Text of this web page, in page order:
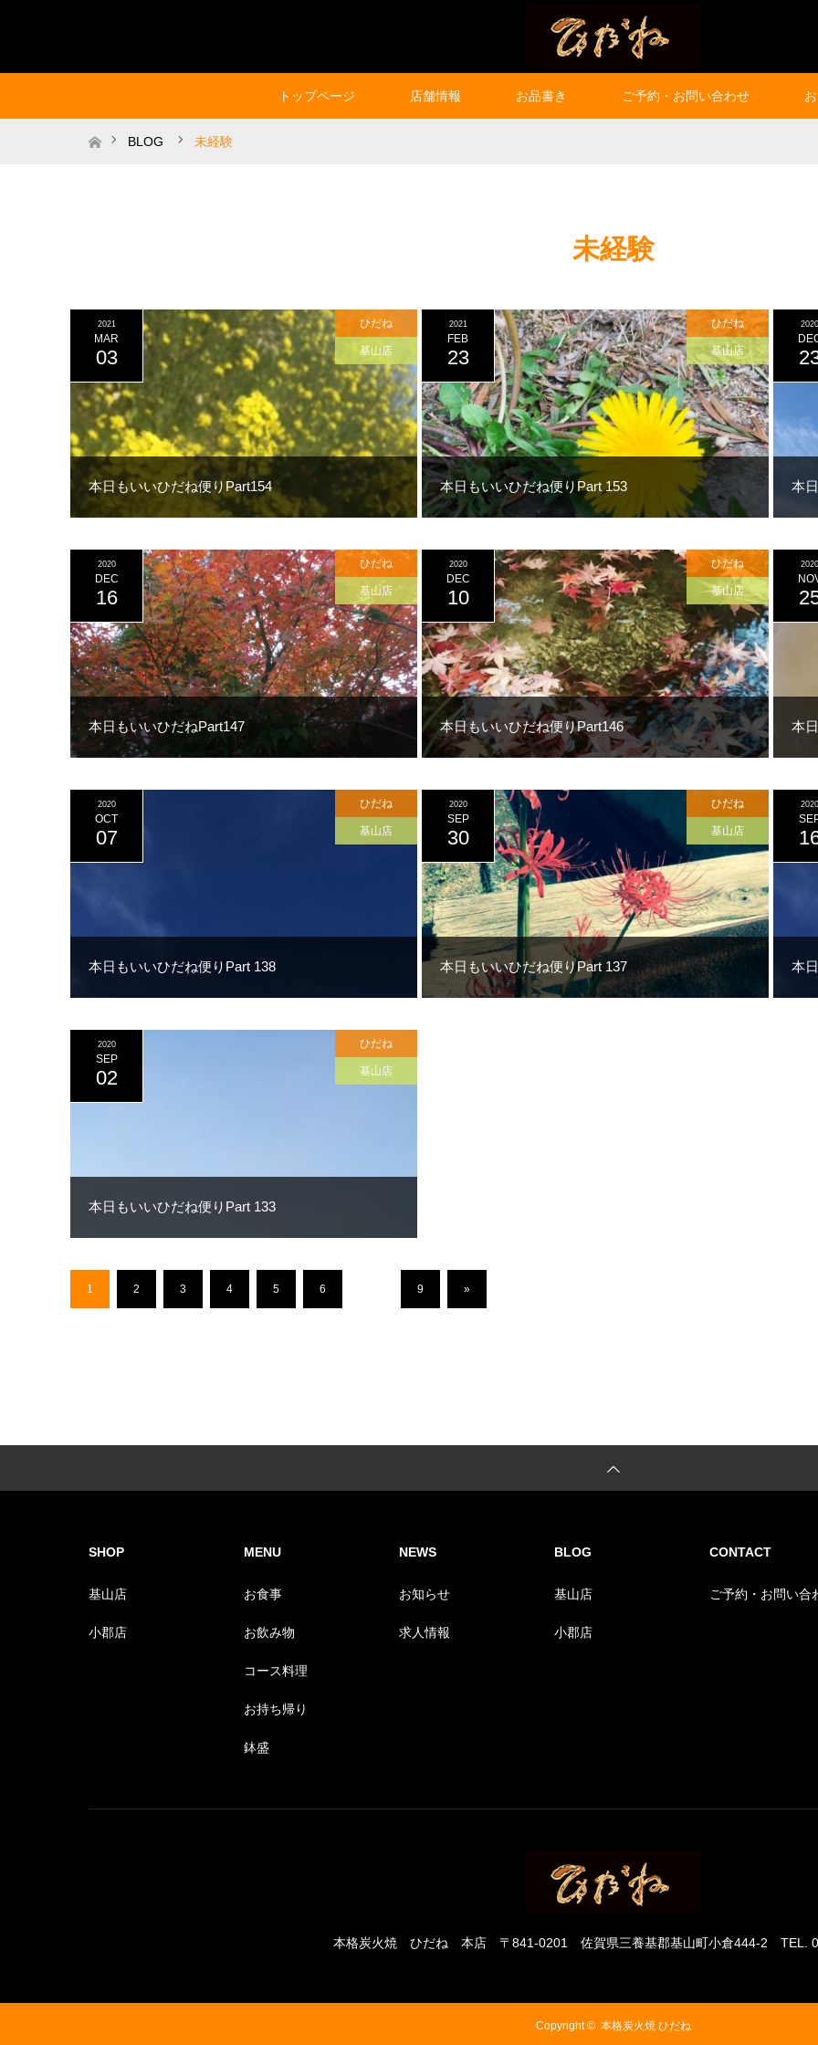
トップページ 店舗情報 お品書き ご予約・お問い合わせ
ホームBLOG 未経験
未経験
本日もいいひだね便りPart154
2021
MAR
03
ひだね
基山店
本日もいいひだね便りPart 153
2021
FEB
23
ひだね
基山店
本
2020
本日もいいひだねPart147
2020
DEC
16
ひだね
基山店
本日もいいひだね便りPart146
2020
DEC
10
ひだね
基山店
本
2020
本日もいいひだね便りPart 138
2020
OCT
07
ひだね
基山店
本日もいいひだね便りPart 137
2020
SEP
30
ひだね
基山店
本
2020
本日もいいひだね便りPart 133
2020
SEP
02
ひだね
基山店
1 2 3 4 5 6 9 »
SHOP
基山店
小郡店
MENU
お食事
お飲み物
コース料理
お持ち帰り
鉢盛
NEWS
お知らせ
求人情報
BLOG
基山店
小郡店
CONTACT
ご予約・お問い合
本格炭火焼 ひだね 本店 〒841-0201 佐賀県三養基郡基山町小倉444-2 TEL.
Copyright © 本格炭火焼 ひだね